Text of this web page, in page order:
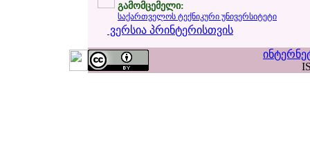
გამომცემელი:
საქართველოს ტექნიკური უნივერსიტეტი
ვერსია პრინტერისთვის